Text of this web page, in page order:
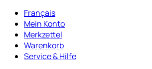
Français
Mein Konto
Merkzettel
Warenkorb
Service & Hilfe